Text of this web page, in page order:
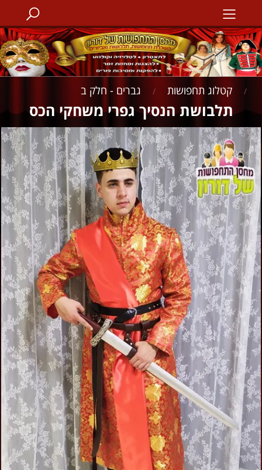
/ קטלוג תחפושות / גברים - חלק ב
תלבושת הנסיך גפרי משחקי הכס